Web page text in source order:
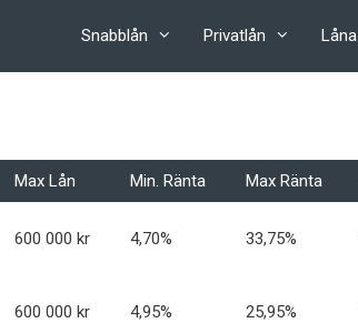
Snabblån Privatlån Låna
Max Lån Min. Ränta Max Ränta
600 000 kr 4,70% 33,75%
600 000 kr 4,95% 25,95%